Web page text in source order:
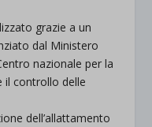
grazie a un
dal Ministero
nazionale per la
il controllo delle
dell’allattamento